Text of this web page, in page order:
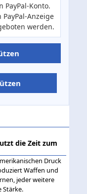
Konto.
Anzeige
werden.
die Zeit zum
Druck
Waffen und
jeder weitere
Stärke.